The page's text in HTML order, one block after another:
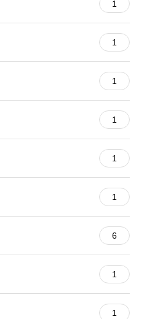
1
1
1
1
1
1
6
1
1